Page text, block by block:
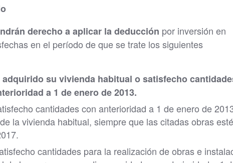
derecho a aplicar la deducción por inversión en
en el período de que se trate los siguientes
su vivienda habitual o satisfecho
a 1 de enero de 2013.
cantidades con anterioridad a 1 de enero de
la vivienda habitual, siempre que las citadas obras
cantidades para la realización de obras e